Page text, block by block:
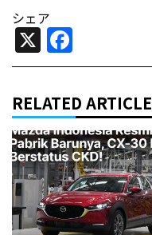
シェア
X
RELATED ARTICLE